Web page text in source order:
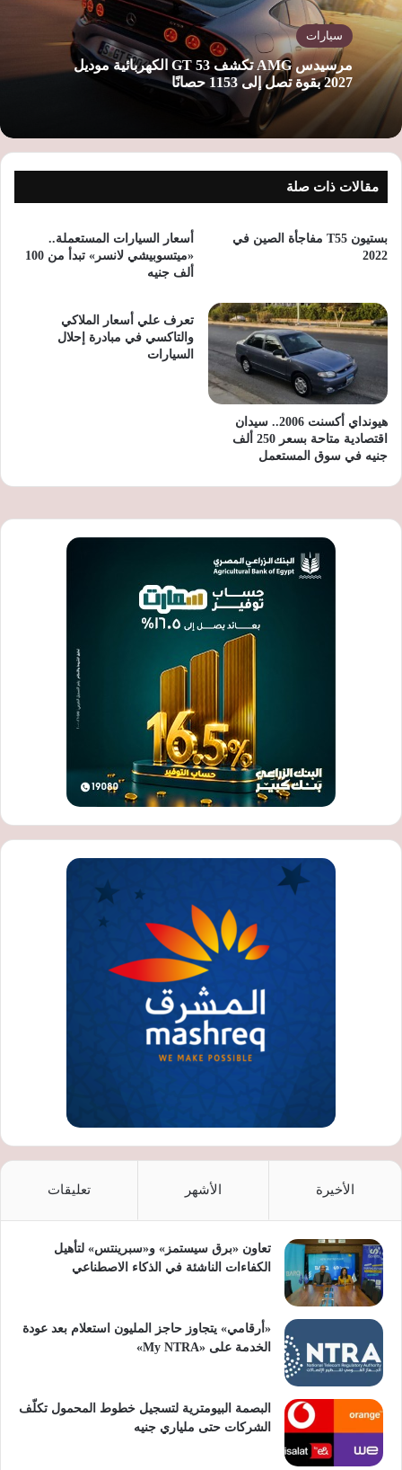
سيارات
مرسيدس AMG تكشف GT 53 الكهربائية موديل
2027 بقوة تصل إلى 1153 حصانًا
مقالات ذات صلة
بستيون T55 مفاجأة الصين في
2022
أسعار السيارات المستعملة..
«ميتسوبيشي لانسر» تبدأ من 100
ألف جنيه
هيونداي أكسنت 2006.. سيدان
اقتصادية متاحة بسعر 250 ألف
جنيه في سوق المستعمل
تعرف علي أسعار الملاكي
والتاكسي في مبادرة إحلال
السيارات
الأخيرة الأشهر تعليقات
تعاون «برق سيستمز» و«سبرينتس» لتأهيل
الكفاءات الناشئة في الذكاء الاصطناعي
«أرقامي» يتجاوز حاجز المليون استعلام بعد عودة
الخدمة على «My NTRA»
البصمة البيومترية لتسجيل خطوط المحمول تكلّف
الشركات حتى ملياري جنيه